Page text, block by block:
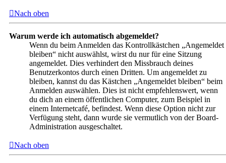
Nach oben
Warum werde ich automatisch abgemeldet?
Wenn du beim Anmelden das Kontrollkästchen „Angemeldet
bleiben“ nicht auswählst, wirst du nur für eine Sitzung
angemeldet. Dies verhindert den Missbrauch deines
Benutzerkontos durch einen Dritten. Um angemeldet zu
bleiben, kannst du das Kästchen „Angemeldet bleiben“ beim
Anmelden auswählen. Dies ist nicht empfehlenswert, wenn
du dich an einem öffentlichen Computer, zum Beispiel in
einem Internetcafé, befindest. Wenn diese Option nicht zur
Verfügung steht, dann wurde sie vermutlich von der Board-
Administration ausgeschaltet.
Nach oben